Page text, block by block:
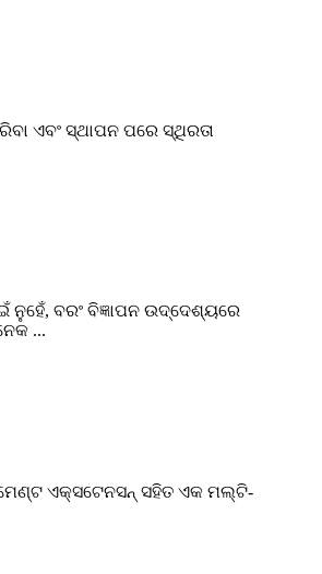
ଏବଂ ସ୍ଥାପନ ପରେ ସ୍ଥିରତା
ନୁହେଁ, ବରଂ ବିଜ୍ଞାପନ ଉଦ୍ଦେଶ୍ୟରେ
...
ଏକ୍ସଟେନସନ୍ ସହିତ ଏକ ମଲ୍ଟି-